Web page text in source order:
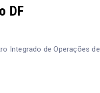
DF
Integrado de Operações de